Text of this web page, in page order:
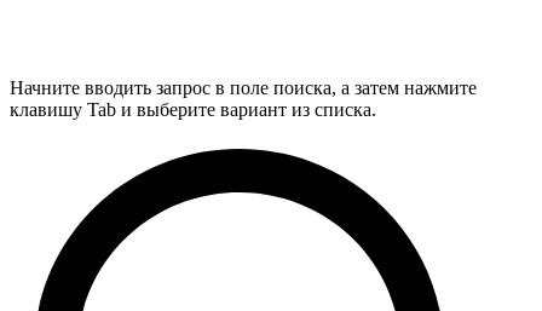
Начните вводить запрос в поле поиска, а затем нажмите
клавишу Tab и выберите вариант из списка.